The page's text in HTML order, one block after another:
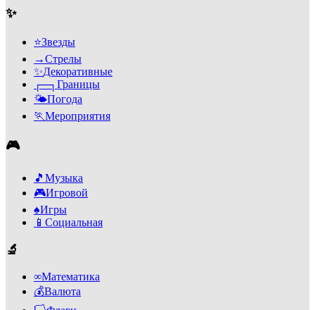
✨
⭐Звезды
→Стрелы
✨Декоративные
┌─┐ Границы
🌤️Погода
🏃Мероприятия
🎮
🎵 Музыка
🎮Игровой
♠️Игры
📱 Социальная
🔬
∞Математика
💰Валюта